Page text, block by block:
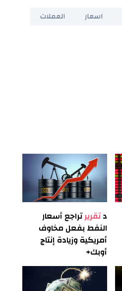
اسعار العملات
دتقريرتراجع أسعار
النفط بفعل مخاوف
أمريكية وزيادة إنتاج
أوبك+